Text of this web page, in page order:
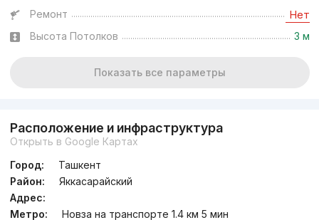
Ремонт Нет
Высота Потолков 3 м
Показать все параметры
Расположение и инфраструктура
Открыть в Google Картах
Город:
Ташкент
Район:
Яккасарайский
Адрес:
Метро:
Новза на транспорте 1.4 км 5 мин